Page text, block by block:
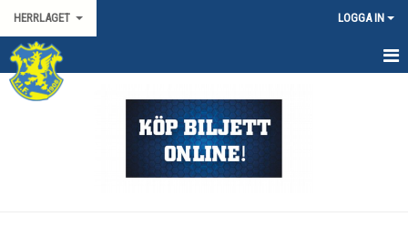
HERRLAGET LOGGA IN
HEM